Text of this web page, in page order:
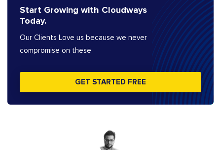
Start Growing with Cloudways
Today.
Our Clients Love us because we never
compromise on these
GET STARTED FREE